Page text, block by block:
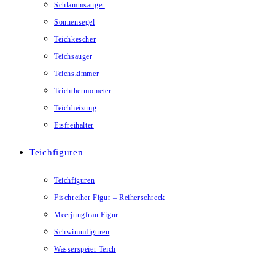
Schlammsauger
Sonnensegel
Teichkescher
Teichsauger
Teichskimmer
Teichthermometer
Teichheizung
Eisfreihalter
Teichfiguren
Teichfiguren
Fischreiher Figur – Reiherschreck
Meerjungfrau Figur
Schwimmfiguren
Wasserspeier Teich